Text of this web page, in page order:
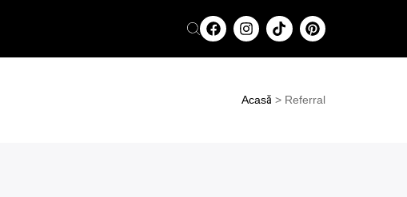
Acasă > Referral